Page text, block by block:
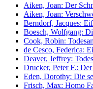
Aiken, Joan: Der
Aiken, Joan:
Berndorf, Jacques:
Boesch, Wolfgang:
Cook, Robin:
de Cesco, Federica:
Deaver, Jeffrey:
Drucker, Peter F.:
Eden, Dorothy: Die
Frisch, Max: Homo